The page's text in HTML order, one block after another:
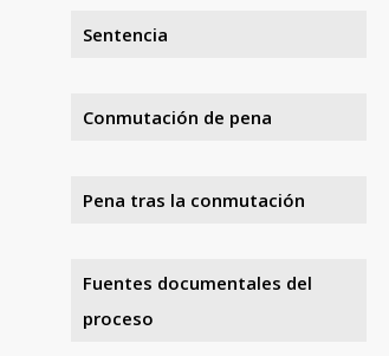
Sentencia
Conmutación de pena
Pena tras la conmutación
Fuentes documentales del
proceso